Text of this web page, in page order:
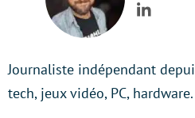
Journaliste indépendant
tech, jeux vidéo, PC, hardware.